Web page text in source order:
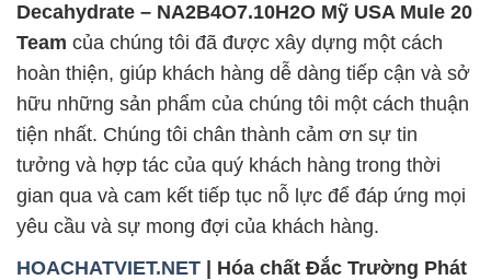
Decahydrate – NA2B4O7.10H2O Mỹ USA Mule 20
Team của chúng tôi đã được xây dựng một cách
hoàn thiện, giúp khách hàng dễ dàng tiếp cận và sở
hữu những sản phẩm của chúng tôi một cách thuận
tiện nhất. Chúng tôi chân thành cảm ơn sự tin
tưởng và hợp tác của quý khách hàng trong thời
gian qua và cam kết tiếp tục nỗ lực để đáp ứng mọi
yêu cầu và sự mong đợi của khách hàng.
HOACHATVIET.NET | Hóa chất Đắc Trường Phát